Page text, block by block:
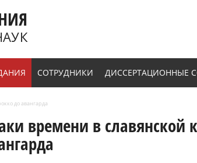
СОТРУДНИКИ ДИССЕРТАЦИОННЫЕ
до авангарда
времени в славянской